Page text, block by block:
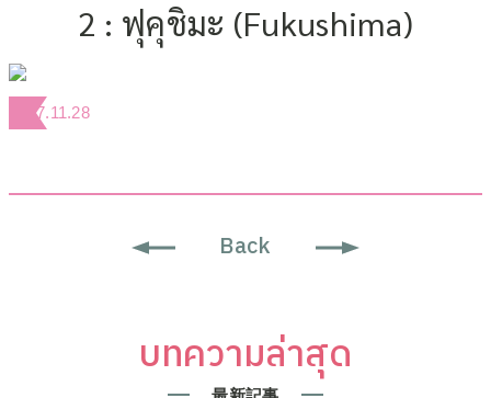
2 : ฟุคุชิมะ (Fukushima)
2017.11.28
Back
บทความล่าสุด